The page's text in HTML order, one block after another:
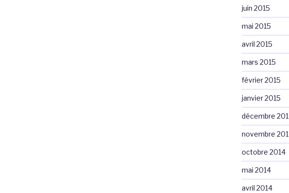
juin 2015
mai 2015
avril 2015
mars 2015
février 2015
janvier 2015
décembre
novembre
octobre 2014
mai 2014
avril 2014